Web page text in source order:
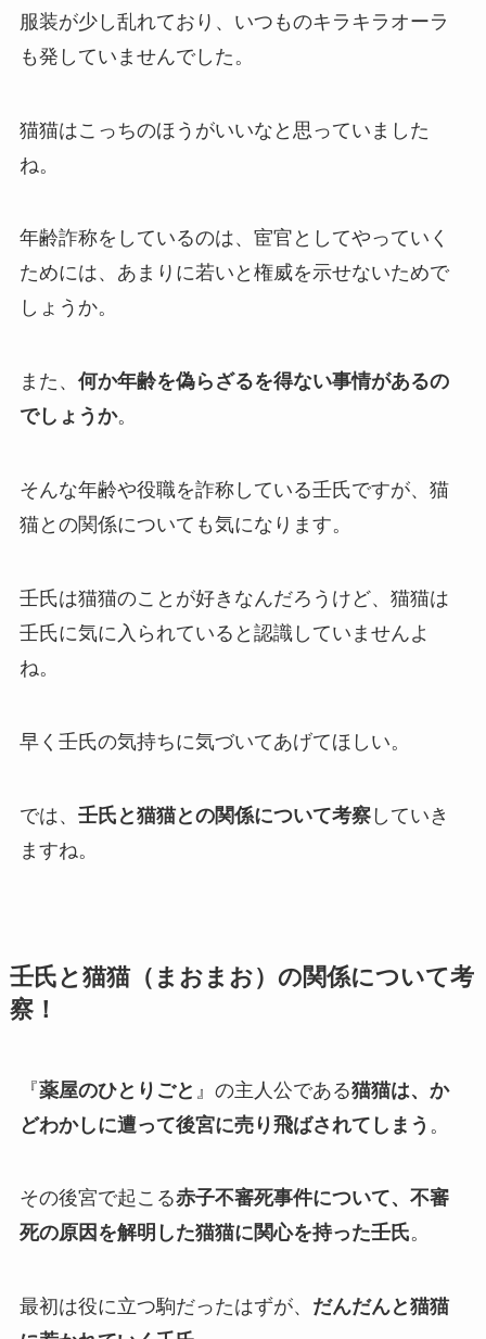
服装が少し乱れており、いつものキラキラオーラ
も発していませんでした。
猫猫はこっちのほうがいいなと思っていました
ね。
年齢詐称をしているのは、宦官としてやっていく
ためには、あまりに若いと権威を示せないためで
しょうか。
また、 何か年齢を偽らざるを得ない事情があるの
でしょうか。
そんな年齢や役職を詐称している壬氏ですが、猫
猫との関係についても気になります。
壬氏は猫猫のことが好きなんだろうけど、猫猫は
壬氏に気に入られていると認識していませんよ
ね。
早く壬氏の気持ちに気づいてあげてほしい。
では、 壬氏と猫猫との関係について考察していき
ますね。
壬氏と猫猫（まおまお）の関係について考
察！
『薬屋のひとりごと 』の主人公である猫猫は、か
どわかしに遭って後宮に売り飛ばされてしまう 。
その後宮で起こる赤子不審死事件について、不審
死の原因を解明した猫猫に関心を持った壬氏。
最初は役に立つ駒だったはずが、 だんだんと猫猫